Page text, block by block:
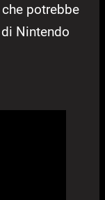
potrebbe
Nintendo